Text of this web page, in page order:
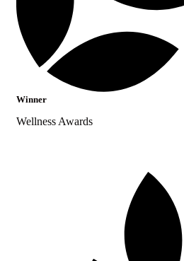
Winner
Wellness Awards